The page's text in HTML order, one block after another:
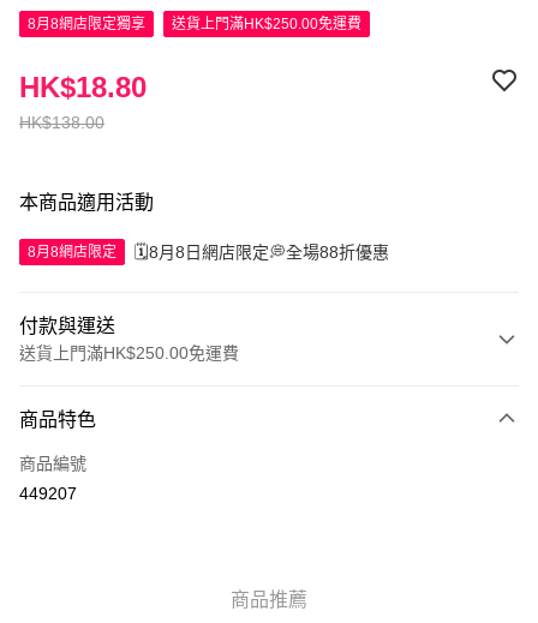
8月8網店限定獨享 送貨上門滿HK$250.00免運費
HK$138.00
HK$18.80
本商品適用活動
8月8網店限定 🗓️8月8日網店限定💭全場88折優惠
付款與運送
送貨上門滿HK$250.00免運費
信用卡
Apple Pay
商品特色
商品編號
449207
商品推薦